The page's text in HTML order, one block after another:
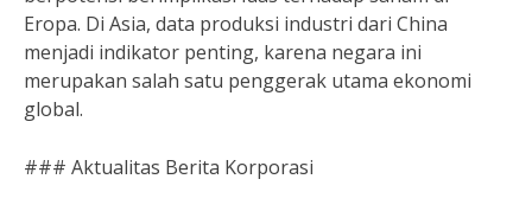
Eropa. Di Asia, data produksi industri dari China
menjadi indikator penting, karena negara ini
merupakan salah satu penggerak utama ekonomi
global.
### Aktualitas Berita Korporasi